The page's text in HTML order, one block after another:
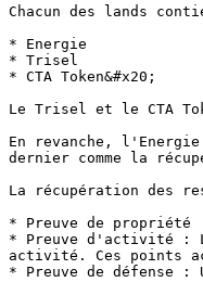
Chacun des lands
* Energie
* Trisel
* CTA Token&#x20;
Le Trisel et le CTA
En revanche,
dernier comme la
La récupération des
* Preuve de propriété
* Preuve d'activité :
activité. Ces points
* Preuve de défense :